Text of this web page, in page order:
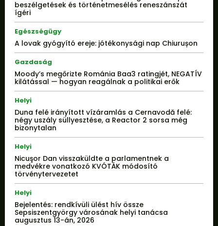
beszélgetések és történetmesélés reneszánszát
ígéri
Egészségügy
A lovak gyógyító ereje: jótékonysági nap Chiurușon
Gazdaság
Moody’s megőrizte Románia Baa3 ratingjét, NEGATÍV
kilátással — hogyan reagálnak a politikai erők
Helyi
Duna felé irányított vízáramlás a Cernavodă felé:
négy uszály süllyesztése, a Reactor 2 sorsa még
bizonytalan
Helyi
Nicuşor Dan visszaküldte a parlamentnek a
medvékre vonatkozó KVÓTÁK módosító
törvénytervezetet
Helyi
Bejelentés: rendkívüli ülést hív össze
Sepsiszentgyörgy városának helyi tanácsa
augusztus 13-án, 2026